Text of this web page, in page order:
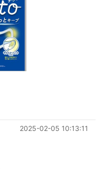
2025-02-05 10:13:11